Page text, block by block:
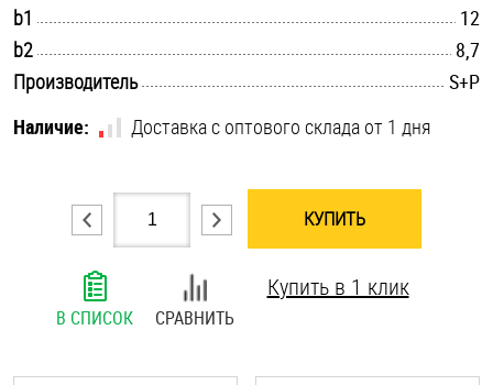
Хомуты
Шайбы
Шпильки
Штифты и пальцы
b1
12
b2
8,7
Производитель
S+P
Наличие:
Доставка с оптового склада от 1 дня
КУПИТЬ
В СПИСОК СРАВНИТЬ
Купить в 1 клик